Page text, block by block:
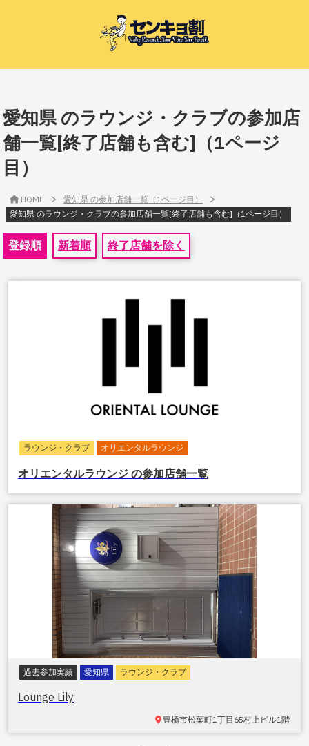
愛知県 のラウンジ・クラブの参加店
舗一覧[終了店舗も含む]（1ページ
目）
HOME > 愛知県 の参加店舗一覧（1ページ目） >
愛知県 のラウンジ・クラブの参加店舗一覧[終了店舗も含む]（1ページ目）
登録順 新着順 終了店舗を除く
ラウンジ・クラブ オリエンタルラウンジ
オリエンタルラウンジ の参加店舗一覧
過去参加実績 愛知県 ラウンジ・クラブ
Lounge Lily
豊橋市松葉町1丁目65村上ビル1階